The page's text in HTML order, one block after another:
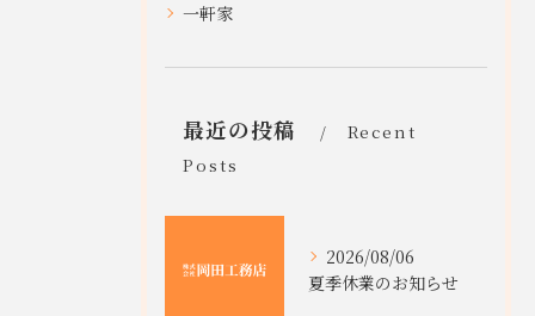
一軒家
最近の投稿
Recent
Posts
2026/08/06
夏季休業のお知らせ